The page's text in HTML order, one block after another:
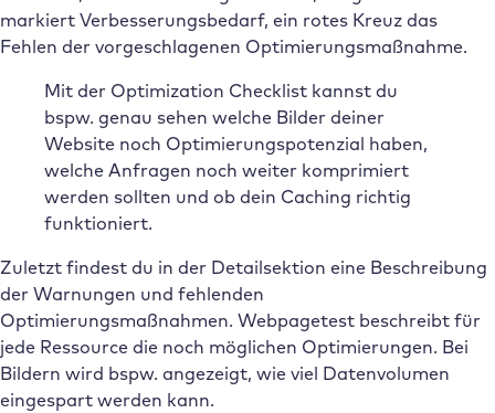
markiert Verbesserungsbedarf, ein rotes Kreuz das
Fehlen der vorgeschlagenen Optimierungsmaßnahme.
Mit der Optimization Checklist kannst du
bspw. genau sehen welche Bilder deiner
Website noch Optimierungspotenzial haben,
welche Anfragen noch weiter komprimiert
werden sollten und ob dein Caching richtig
funktioniert.
Zuletzt findest du in der Detailsektion eine Beschreibung
der Warnungen und fehlenden
Optimierungsmaßnahmen. Webpagetest beschreibt für
jede Ressource die noch möglichen Optimierungen. Bei
Bildern wird bspw. angezeigt, wie viel Datenvolumen
eingespart werden kann.